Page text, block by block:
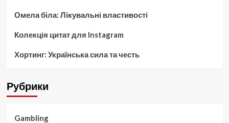
Омела біла: Лікувальні властивості
Колекція цитат для Instagram
Хортинг: Українська сила та честь
Рубрики
Gambling